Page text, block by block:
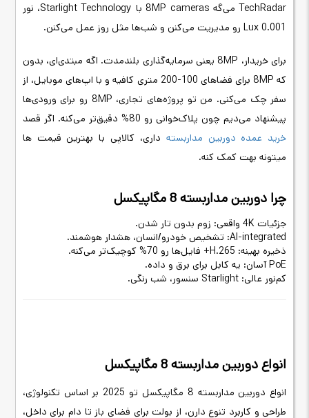
TechRadar می‌گه 8MP cameras با Starlight Technology، نور
0.001 Lux رو مدیریت می‌کنن و شب‌ها مثل روز عمل می‌کنن.
برای خریدار، 8MP یعنی سرمایه‌گذاری بلندمدت. اگه مبتدی‌ای، بدون
که 8MP برای فضاهای 100-200 متری کافیه و با اپ‌های موبایل، از
سفر چک می‌کنی. من تو پروژه‌های تجاری، 8MP رو برای ورودی‌ها
پیشنهاد می‌دیم چون پلاک‌خوانی رو 80% دقیق‌تر می‌کنه. اگر قصد
خرید عمده دوربین مداربسته داری، کالاپی با بهترین قیمت ها
میتونه بهت کمک کنه.
چرا دوربین مداربسته 8 مگاپیکسل
جزئیات 4K واقعی: زوم بدون تار شدن.
AI-integrated: تشخیص خودرو/انسان، هشدار هوشمند.
ذخیره بهینه: H.265+ فایل‌ها رو 70% کوچیک‌تر می‌کنه.
PoE آسان: یه کابل برای برق و داده.
کم‌نور عالی: Starlight سنسور، شب رنگی.
انواع دوربین مداربسته 8 مگاپیکسل
انواع دوربین مداربسته 8 مگاپیکسل تو 2025 بر اساس تکنولوژی،
طراحی و کاربرد تنوع دارن، از بولت برای فضای باز تا دام برای داخل،